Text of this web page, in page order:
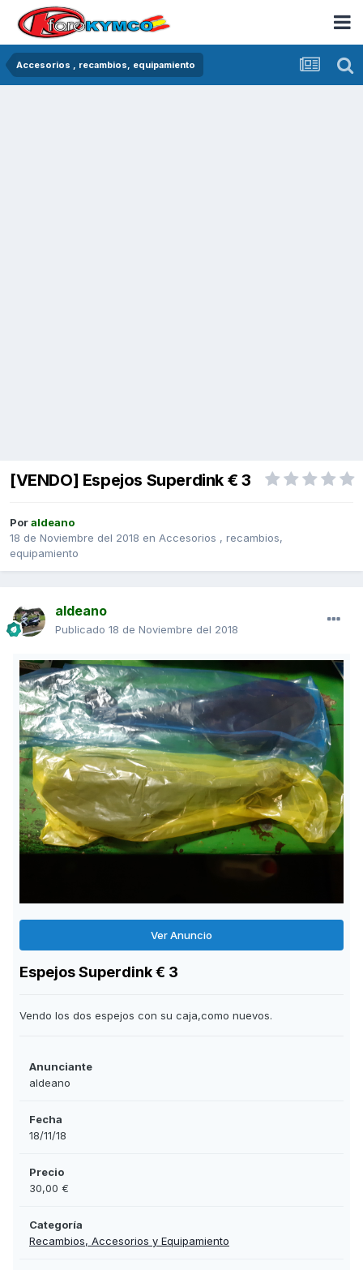
Accesorios , recambios, equipamiento
[VENDO] Espejos Superdink € 3
Poraldeano
18 de Noviembre del 2018 en Accesorios , recambios,
equipamiento
aldeano
Publicado 18 de Noviembre del 2018
Ver Anuncio
Espejos Superdink € 3
Vendo los dos espejos con su caja,como nuevos.
Anunciante
aldeano
Fecha
18/11/18
Precio
30,00 €
Categoría
Recambios, Accesorios y Equipamiento